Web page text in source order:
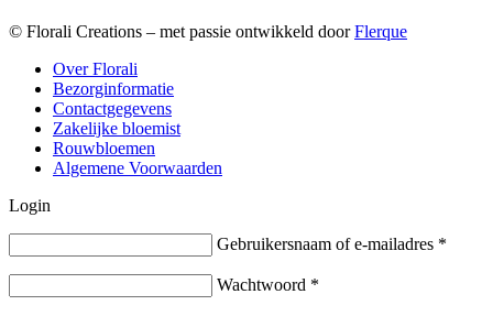
© Florali Creations – met passie ontwikkeld doorFlerque
Over Florali
Bezorginformatie
Contactgegevens
Zakelijke bloemist
Rouwbloemen
Algemene Voorwaarden
Login
Gebruikersnaam of e-mailadres *
Wachtwoord *